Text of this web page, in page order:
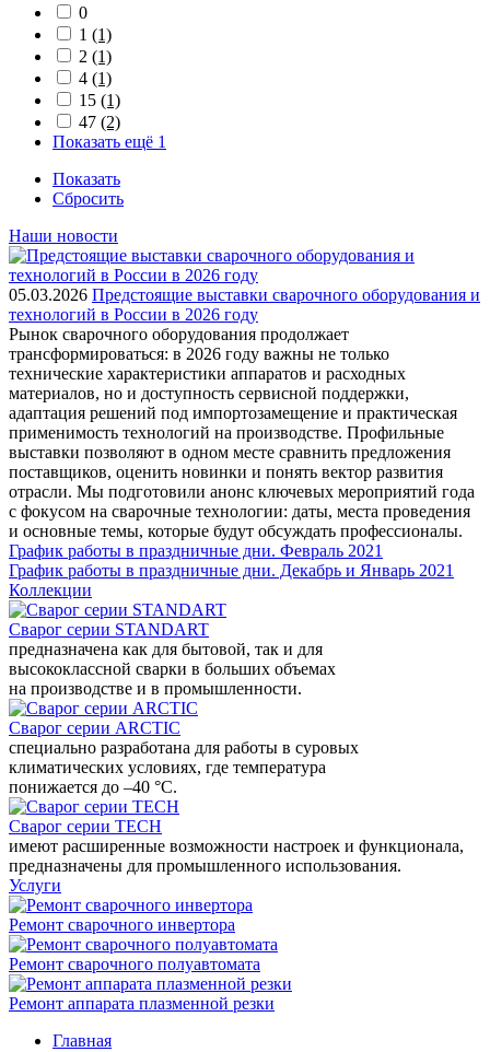
0
1 (1)
2 (1)
4 (1)
15 (1)
47 (2)
Показать ещё 1
Показать
Сбросить
Наши новости
05.03.2026 Предстоящие выставки сварочного оборудования и
технологий в России в 2026 году
Рынок сварочного оборудования продолжает
трансформироваться: в 2026 году важны не только
технические характеристики аппаратов и расходных
материалов, но и доступность сервисной поддержки,
адаптация решений под импортозамещение и практическая
применимость технологий на производстве. Профильные
выставки позволяют в одном месте сравнить предложения
поставщиков, оценить новинки и понять вектор развития
отрасли. Мы подготовили анонс ключевых мероприятий года
с фокусом на сварочные технологии: даты, места проведения
и основные темы, которые будут обсуждать профессионалы.
График работы в праздничные дни. Февраль 2021
График работы в праздничные дни. Декабрь и Январь 2021
Коллекции
Сварог серии STANDART
предназначена как для бытовой, так и для
высококлассной сварки в больших объемах
на производстве и в промышленности.
Сварог серии ARCTIC
специально разработана для работы в суровых
климатических условиях, где температура
понижается до –40 °С.
Сварог серии TECH
имеют расширенные возможности настроек и функционала,
предназначены для промышленного использования.
Услуги
Ремонт сварочного инвертора
Ремонт сварочного полуавтомата
Ремонт аппарата плазменной резки
Главная